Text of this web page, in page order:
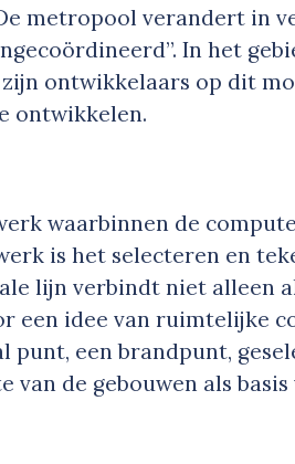
metropool verandert in
In het
ontwikkelaars op dit
ontwikkelen.
waarbinnen de
is het selecteren en
lijn verbindt niet alleen
een idee van ruimtelijke
een brandpunt,
de gebouwen als